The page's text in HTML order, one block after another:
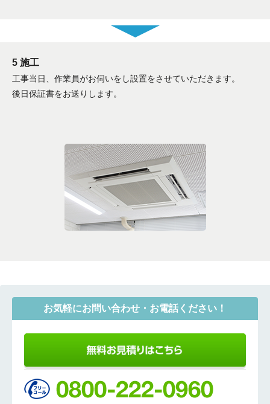
5 施工
工事当日、作業員がお伺いをし設置をさせていただきます。
後日保証書をお送りします。
お気軽にお問い合わせ・お電話ください！